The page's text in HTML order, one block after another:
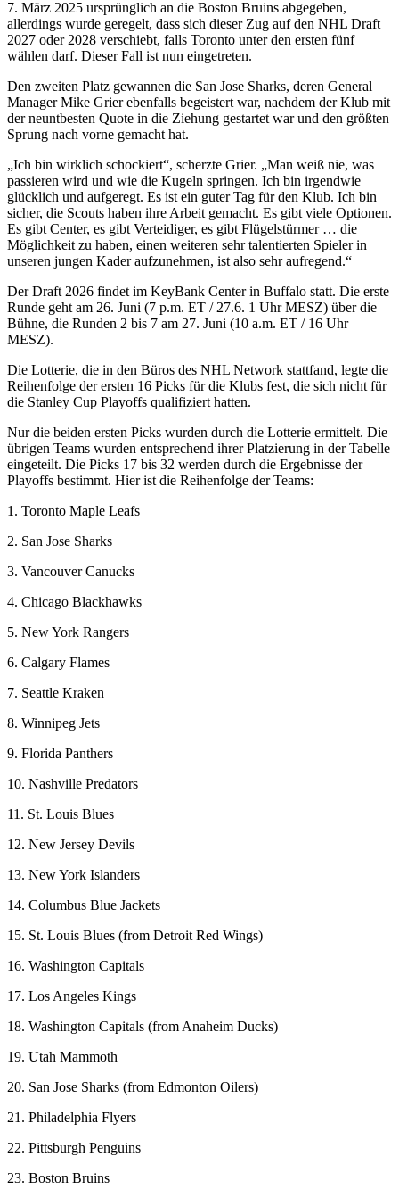
7. März 2025 ursprünglich an die Boston Bruins abgegeben,
allerdings wurde geregelt, dass sich dieser Zug auf den NHL Draft
2027 oder 2028 verschiebt, falls Toronto unter den ersten fünf
wählen darf. Dieser Fall ist nun eingetreten.
Den zweiten Platz gewannen die San Jose Sharks, deren General
Manager Mike Grier ebenfalls begeistert war, nachdem der Klub mit
der neuntbesten Quote in die Ziehung gestartet war und den größten
Sprung nach vorne gemacht hat.
„Ich bin wirklich schockiert“, scherzte Grier. „Man weiß nie, was
passieren wird und wie die Kugeln springen. Ich bin irgendwie
glücklich und aufgeregt. Es ist ein guter Tag für den Klub. Ich bin
sicher, die Scouts haben ihre Arbeit gemacht. Es gibt viele Optionen.
Es gibt Center, es gibt Verteidiger, es gibt Flügelstürmer … die
Möglichkeit zu haben, einen weiteren sehr talentierten Spieler in
unseren jungen Kader aufzunehmen, ist also sehr aufregend.“
Der Draft 2026 findet im KeyBank Center in Buffalo statt. Die erste
Runde geht am 26. Juni (7 p.m. ET / 27.6. 1 Uhr MESZ) über die
Bühne, die Runden 2 bis 7 am 27. Juni (10 a.m. ET / 16 Uhr
MESZ).
Die Lotterie, die in den Büros des NHL Network stattfand, legte die
Reihenfolge der ersten 16 Picks für die Klubs fest, die sich nicht für
die Stanley Cup Playoffs qualifiziert hatten.
Nur die beiden ersten Picks wurden durch die Lotterie ermittelt. Die
übrigen Teams wurden entsprechend ihrer Platzierung in der Tabelle
eingeteilt. Die Picks 17 bis 32 werden durch die Ergebnisse der
Playoffs bestimmt. Hier ist die Reihenfolge der Teams:
1. Toronto Maple Leafs
2. San Jose Sharks
3. Vancouver Canucks
4. Chicago Blackhawks
5. New York Rangers
6. Calgary Flames
7. Seattle Kraken
8. Winnipeg Jets
9. Florida Panthers
10. Nashville Predators
11. St. Louis Blues
12. New Jersey Devils
13. New York Islanders
14. Columbus Blue Jackets
15. St. Louis Blues (from Detroit Red Wings)
16. Washington Capitals
17. Los Angeles Kings
18. Washington Capitals (from Anaheim Ducks)
19. Utah Mammoth
20. San Jose Sharks (from Edmonton Oilers)
21. Philadelphia Flyers
22. Pittsburgh Penguins
23. Boston Bruins